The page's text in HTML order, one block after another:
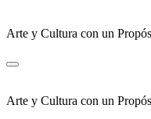
Arte y Cultura con un
Arte y Cultura con un